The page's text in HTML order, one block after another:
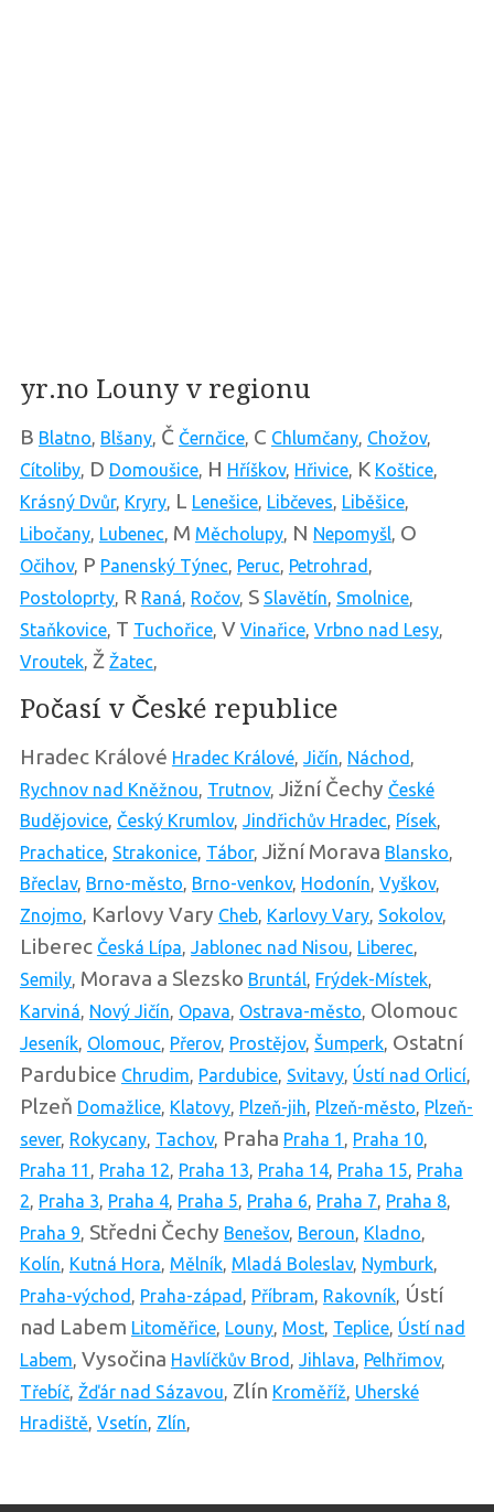
yr.no Louny v regionu
B Blatno, Blšany, Č Černčice, C Chlumčany, Chožov,
Cítoliby, D Domoušice, H Hříškov, Hřivice, K Koštice,
Krásný Dvůr, Kryry, L Lenešice, Libčeves, Liběšice,
Libočany, Lubenec, M Měcholupy, N Nepomyšl, O
Očihov, P Panenský Týnec, Peruc, Petrohrad ,
Postoloprty, R Raná, Ročov, S Slavětín, Smolnice,
Staňkovice, T Tuchořice, V Vinařice, Vrbno nad Lesy,
Vroutek, Ž Žatec,
Počasí v České republice
Hradec Králové Hradec Králové, Jičín, Náchod ,
Rychnov nad Kněžnou, Trutnov, Jižní Čechy České
Budějovice, Český Krumlov, Jindřichův Hradec, Písek,
Prachatice, Strakonice, Tábor, Jižní Morava Blansko,
Břeclav, Brno-město, Brno-venkov, Hodonín, Vyškov,
Znojmo, Karlovy Vary Cheb, Karlovy Vary, Sokolov,
Liberec Česká Lípa, Jablonec nad Nisou, Liberec,
Semily, Morava a Slezsko Bruntál, Frýdek-Místek,
Karviná, Nový Jičín, Opava, Ostrava-město, Olomouc
Jeseník, Olomouc, Přerov, Prostějov, Šumperk, Ostatní
Pardubice Chrudim, Pardubice, Svitavy, Ústí nad Orlicí,
Plzeň Domažlice, Klatovy, Plzeň-jih, Plzeň-město, Plzeň-
sever, Rokycany, Tachov, Praha Praha 1 , Praha 10,
Praha 11 , Praha 12, Praha 13, Praha 14, Praha 15, Praha
2, Praha 3, Praha 4, Praha 5, Praha 6, Praha 7, Praha 8,
Praha 9, Středni Čechy Benešov, Beroun, Kladno,
Kolín, Kutná Hora, Mělník, Mladá Boleslav, Nymburk,
Praha-východ , Praha-západ , Příbram, Rakovník, Ústí
nad Labem Litoměřice, Louny, Most, Teplice, Ústí nad
Labem, Vysočina Havlíčkův Brod , Jihlava, Pelhřimov,
Třebíč, Žďár nad Sázavou, Zlín Kroměříž, Uherské
Hradiště, Vsetín, Zlín,